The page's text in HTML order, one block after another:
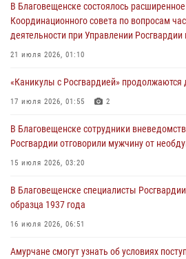
охраны
23 июля 2026, 07:49
Амурчане смогут узнать об условиях
23 июля 2026, 00:00
Координационного совета по вопросам
деятельности при Управлении Росгвардии
21 июля 2026, 01:10
В Благовещенске состоялось
Координационного совета по вопросам
деятельности при Управлении
21 июля 2026, 01:10
«Каникулы с Росгвардией»
17 июля 2026, 01:55 2
В Благовещенске сотрудники
Росгвардии отговорили мужчину от
15 июля 2026, 03:20
В Благовещенске специалисты
образца 1937 года
16 июля 2026, 06:51
Амурчане смогут узнать об условиях